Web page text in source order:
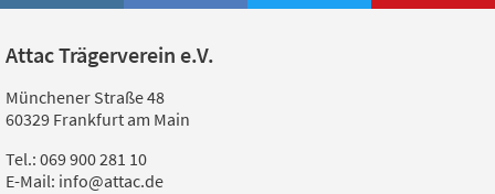
Attac Trägerverein e.V.
Münchener Straße 48
60329 Frankfurt am Main
Tel.: 069 900 281 10
E-Mail: info@attac.de